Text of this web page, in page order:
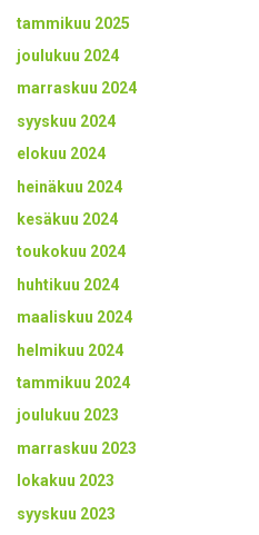
tammikuu 2025
joulukuu 2024
marraskuu 2024
syyskuu 2024
elokuu 2024
heinäkuu 2024
kesäkuu 2024
toukokuu 2024
huhtikuu 2024
maaliskuu 2024
helmikuu 2024
tammikuu 2024
joulukuu 2023
marraskuu 2023
lokakuu 2023
syyskuu 2023